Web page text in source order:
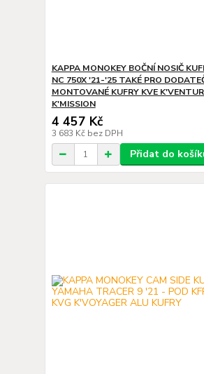
KAPPA MONOKEY BOČNÍ NOSIČ
NC 750X '21-'25 TAKÉ PRO
MONTOVANÉ KUFRY KVE
K'MISSION
4 457 Kč
3 683 Kč bez DPH
Přidat do